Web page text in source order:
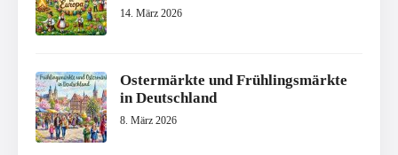
14. März 2026
Ostermärkte und Frühlingsmärkte
in Deutschland
8. März 2026